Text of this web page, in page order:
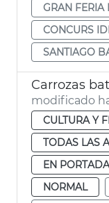
GRAN FERIA
CONCURS
SANTIAGO
Carrozas
modificado
CULTURA Y
TODAS LAS
EN PORTADA
NORMAL